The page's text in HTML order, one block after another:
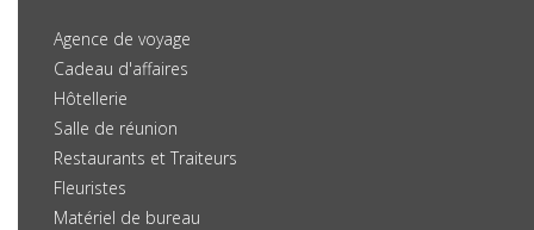
Agence de voyage
Cadeau d'affaires
Hôtellerie
Salle de réunion
Restaurants et Traiteurs
Fleuristes
Matériel de bureau